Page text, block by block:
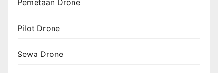
Pemetaan Drone
Pilot Drone
Sewa Drone